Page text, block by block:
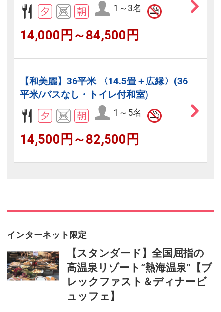
1～3名
14,000円～84,500円
【和美麗】36平米 〈14.5畳＋広縁〉(36
平米/バスなし・トイレ付和室)
1～5名
14,500円～82,500円
インターネット限定
【スタンダード】全国屈指の
高温泉リゾート”熱海温泉”【ブ
レックファスト＆ディナービ
ュッフェ】